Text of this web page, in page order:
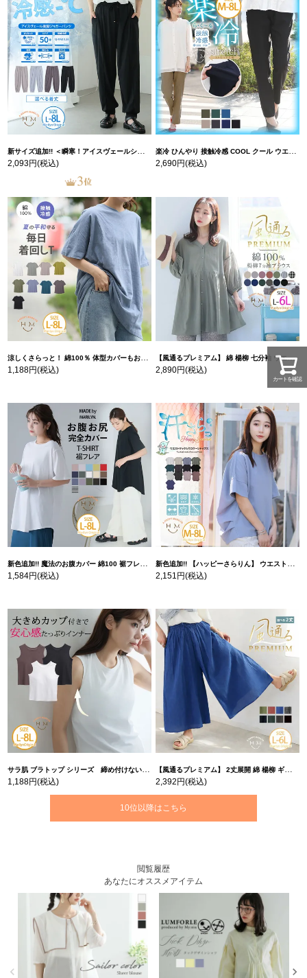
新サイズ追加!! ＜瞬寒！アイスヴェールシリーズ＞ 美脚 ジョガーパンツ 【ウェストゴム】 【ストレッチ】 | 大きいサイズの通販ならハッピーマリリン
2,093円(税込)
楽冷 ひんやり 接触冷感 COOL クール ウエストゴム 楽ちん ストレッチ 美脚 レギパン 【ストレッチ】 | 大きいサイズの通販ならハッピーマリリン
2,690円(税込)
涼しくさらっと！ 綿100％ 体型カバーもお洒落も叶える 風合いコットン ゆるシルエット ドルマン | 大きいサイズの通販ならハッピーマリリン
1,188円(税込)
【風通るプレミアム】 綿 楊柳 七分袖 ウエストギャザー ブラウス | 大きいサイズの通販ならハッピーマリリン
2,890円(税込)
新色追加!! 魔法のお腹カバー 綿100 裾フレア Tシャツ | 大きいサイズの通販ならハッピーマリリン
1,584円(税込)
新色追加!! 【ハッピーさらりん】 ウエストタック入り スッキリ魅せ コクーントップス | 大きいサイズの通販ならハッピーマリリン
2,151円(税込)
サラ肌 ブラトップ シリーズ 締め付けない リブ タンクトップ | 大きいサイズの通販ならハッピーマリリン
1,188円(税込)
【風通るプレミアム】 2丈展開 綿 楊柳 ギャザー フレア スカンツ 【ウェストゴム】 | 大きいサイズの通販ならハッピーマリリン
2,392円(税込)
10位以降はこちら
閲覧履歴
あなたにオススメアイテム
カートを確認